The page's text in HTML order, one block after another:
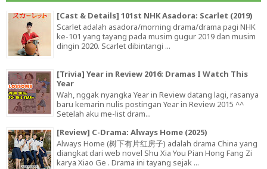
[Cast & Details] 101st NHK Asadora: Scarlet (2019)
Scarlet adalah asadora/morning drama/drama pagi NHK
ke-101 yang tayang pada musim gugur 2019 dan musim
dingin 2020. Scarlet dibintangi ...
[Trivia] Year in Review 2016: Dramas I Watch This
Year
Wah, nggak nyangka Year in Review datang lagi, rasanya
baru kemarin nulis postingan Year in Review 2015 ^^
Setelah aku me-list dram...
[Review] C-Drama: Always Home (2025)
Always Home (树下有片红房子) adalah drama China yang
diangkat dari web novel Shu Xia You Pian Hong Fang Zi
karya Xiao Ge . Drama ini tayang sejak ...